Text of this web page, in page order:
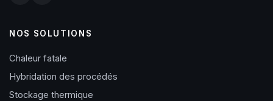
NOS SOLUTIONS
Chaleur fatale
Hybridation des procédés
Stockage thermique